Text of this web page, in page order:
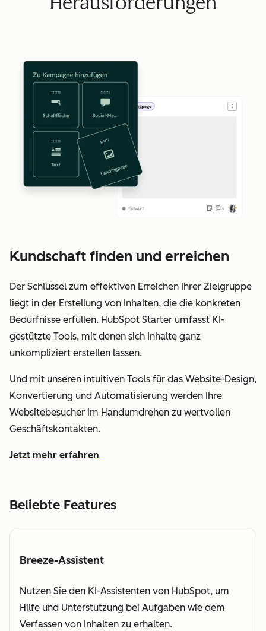
Kundschaft finden und erreichen
Der Schlüssel zum effektiven Erreichen Ihrer Zielgruppe
liegt in der Erstellung von Inhalten, die die konkreten
Bedürfnisse erfüllen. HubSpot Starter umfasst KI-
gestützte Tools, mit denen sich Inhalte ganz
unkompliziert erstellen lassen.
Und mit unseren intuitiven Tools für das Website-Design,
Konvertierung und Automatisierung werden Ihre
Websitebesucher im Handumdrehen zu wertvollen
Geschäftskontakten.
Jetzt mehr erfahren
wie Sie mit HubSpot leichter Kundinnen und Kunden
Beliebte Features
Breeze-Assistent
Nutzen Sie den KI-Assistenten von HubSpot, um
Hilfe und Unterstützung bei Aufgaben wie dem
Verfassen von Inhalten zu erhalten.